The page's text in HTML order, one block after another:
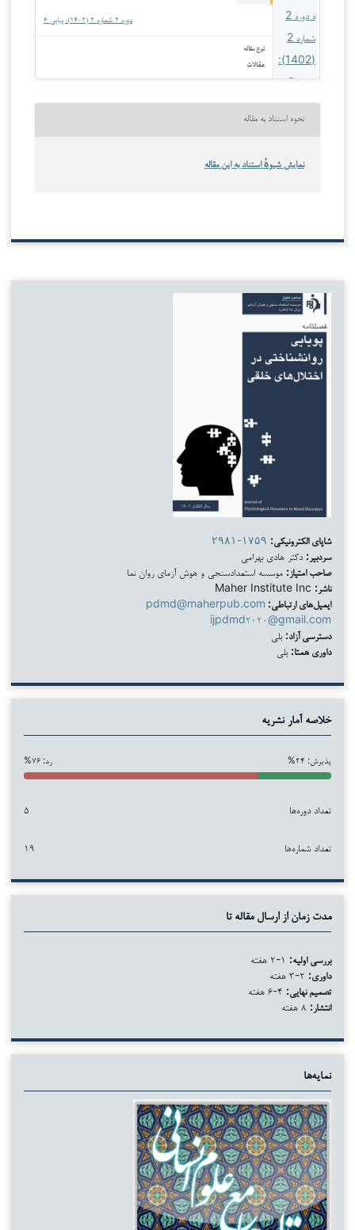
دوره ۲ شماره ۲ (۱۴۰۲): پیاپی ۶
نوع مقاله
مقالات
نحوه استناد به مقاله
نمایش شیوهٔ استناد به این مقاله
شاپای الکترونیکی: ۲۹۸۱-۱۷۵۹
سردبیر: دکتر هادی بهرامی
صاحب امتیاز: موسسه استعدادسنجی و هوش آزمای روان نما
ناشر:
ایمیل‌های ارتباطی: pdmd@maherpub.com
ijpdmd۲۰۲۰@gmail.com
دسترسی آزاد: بلی
داوری همتا: بلی
خلاصه آمار نشریه
پذیرش: ۲۴% رد: ۷۶%
تعداد دوره‌ها ۵
تعداد شماره‌ها ۱۹
مدت زمان از ارسال مقاله تا
بررسی اولیه:
داوری:
تصمیم نهایی:
انتشار:
نمایه‌ها